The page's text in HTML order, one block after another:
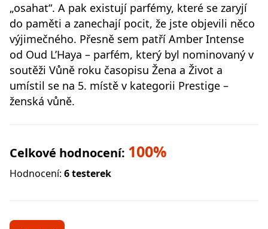
„osahat“. A pak existují parfémy, které se zaryjí
do paměti a zanechají pocit, že jste objevili něco
výjimečného. Přesně sem patří Amber Intense
od Oud L’Haya – parfém, který byl nominovaný v
soutěži Vůně roku časopisu Žena a Život a
umístil se na 5. místě v kategorii Prestige –
ženská vůně.
Celkové hodnocení: 100%
Hodnocení: 6 testerek